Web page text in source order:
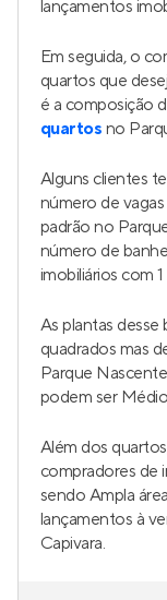
lançamentos
Em seguida, o
quartos que
é a composição
quartos no
Alguns clientes
número de
padrão no
número de
imobiliários com
As plantas
quadrados mas
Parque
podem ser
Além dos
compradores de
sendo Ampla
lançamentos à
Capivara.